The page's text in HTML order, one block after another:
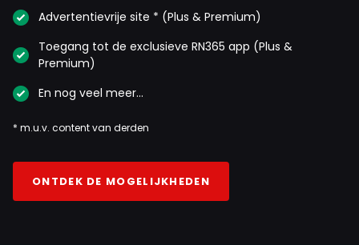
Advertentievrije site * (Plus & Premium)
Toegang tot de exclusieve RN365 app (Plus &
Premium)
En nog veel meer…
* m.u.v. content van derden
ONTDEK DE MOGELIJKHEDEN